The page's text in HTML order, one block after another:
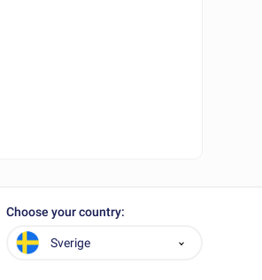
Choose your country:
Sverige